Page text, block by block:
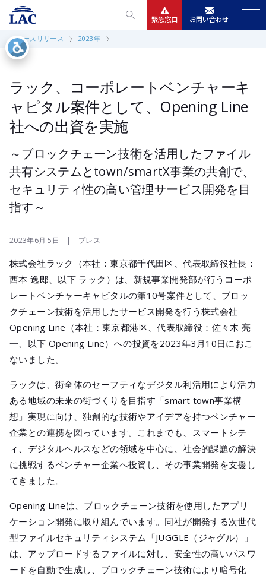
緊急窓口 お問い合わせ
ニュースリリース
会社情報
IR情報
採用
メールマガ
公式SNS
ニュースリリース 2023年
ラック、コーポレートベンチャーキ
ャピタル案件として、Opening Line
社への出資を実施
～ブロックチェーン技術を活用したファイル
共有システムとtown/smartX事業の共創で、
セキュリティ性の高い管理サービス開発を目
指す～
2023年6月 5日 | プレス
株式会社ラック（本社：東京都千代田区、代表取締役社長：
西本 逸郎、以下 ラック）は、新規事業開発部が行うコーポ
レートベンチャーキャピタルの第10号案件として、ブロッ
クチェーン技術を活用したサービス開発を行う株式会社
Opening Line（本社：東京都港区、代表取締役：佐々木 亮
一、以下 Opening Line）への投資を2023年3月10日におこ
ないました。
ラックは、街全体のセーフティなデジタル利活用により活力
ある地域の未来の街づくりを目指す「smart town事業構
想」実現に向け、独創的な技術やアイデアを持つベンチャー
企業との連携を図っています。これまでも、スマートシテ
ィ、デジタルヘルスなどの領域を中心に、社会的課題の解決
に挑戦するベンチャー企業へ投資し、その事業開発を支援し
てきました。
Opening Lineは、ブロックチェーン技術を使用したアプリ
ケーション開発に取り組んでいます。同社が開発する次世代
型ファイルセキュリティシステム「JUGGLE（ジャグル）」
は、アップロードするファイルに対し、安全性の高いパスワ
ードを自動で生成し、ブロックチェーン技術により暗号化